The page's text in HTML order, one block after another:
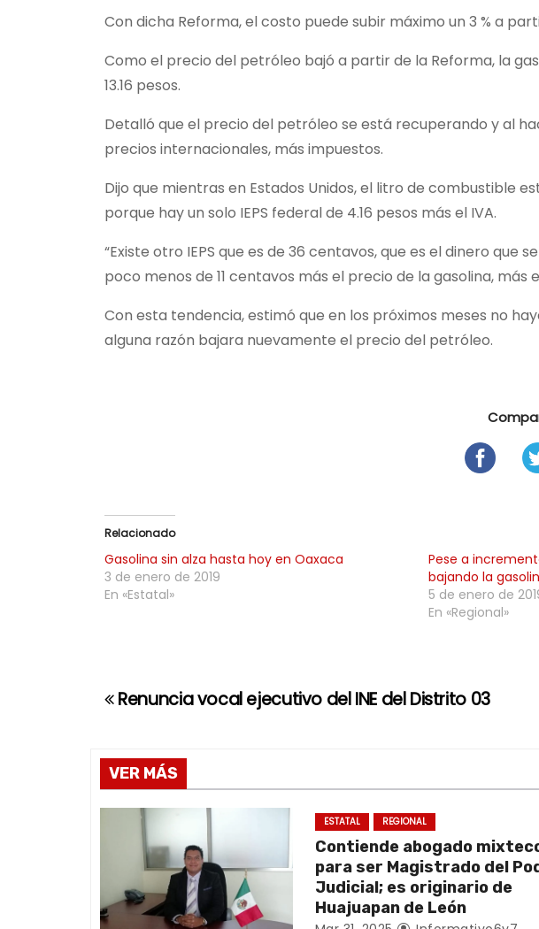
Con dicha Reforma, el costo puede subir máximo un 3 % a
Como el precio del petróleo bajó a partir de la Reforma, la
13.16 pesos.
Detalló que el precio del petróleo se está recuperando y al
precios internacionales, más impuestos.
Dijo que mientras en Estados Unidos, el litro de combustible
porque hay un solo IEPS federal de 4.16 pesos más el IVA.
“Existe otro IEPS que es de 36 centavos, que es el dinero
poco menos de 11 centavos más el precio de la gasolina,
Con esta tendencia, estimó que en los próximos meses no
alguna razón bajara nuevamente el precio del petróleo.
Relacionado
Gasolina sin alza hasta hoy en Oaxaca
3 de enero de 2019
En «Estatal»
Pese a
bajando la
5 de enero de
En «Regional»
N
v
e
a
Renuncia vocal ejecutivo del INE del Distrito 03
VER MÁS
ESTATAL REGIONAL
Contiende abogado
para ser Magistrado del
Judicial; es originario de
Huajuapan de León